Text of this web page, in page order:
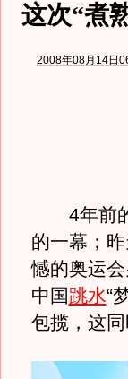
这次“煮
2008年08月14日
4年前的
的一幕；
憾的奥运
中国跳水“
包揽，这